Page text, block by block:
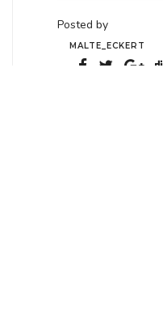
Posted by
MALTE_ECKERT